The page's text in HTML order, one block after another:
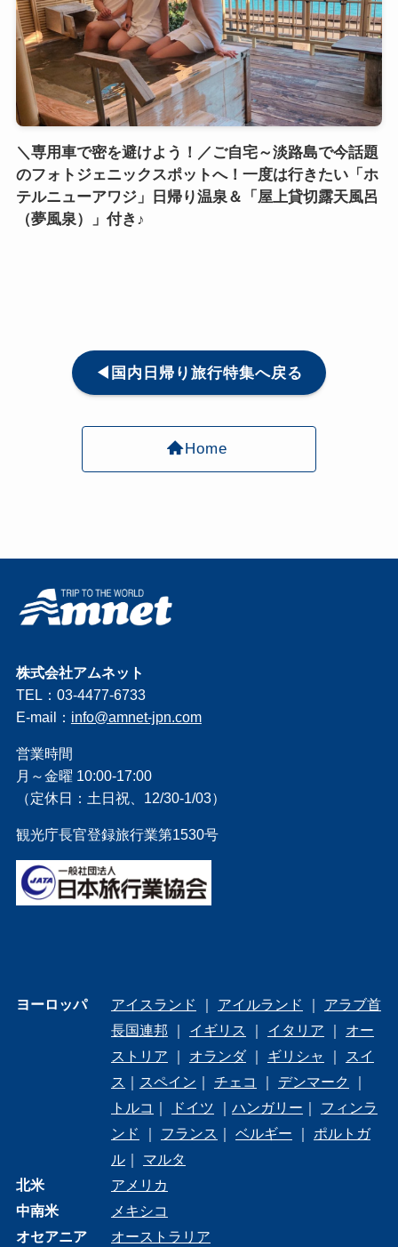
＼専用車で密を避けよう！／ご自宅～淡路島で今話題
のフォトジェニックスポットへ！一度は行きたい「ホ
テルニューアワジ」日帰り温泉＆「屋上貸切露天風呂
（夢風泉）」付き♪
◀国内日帰り旅行特集へ戻る
Home
株式会社アムネット
TEL：03-4477-6733
E-mail： info@amnet-jpn.com
営業時間
月～金曜 10:00-17:00
（定休日：土日祝、12/30-1/03）
観光庁長官登録旅行業第1530号
ヨーロッパ アイスランド ｜ アイルランド ｜ アラブ首
長国連邦 ｜ イギリス ｜ イタリア ｜ オー
ストリア ｜ オランダ｜ ギリシャ ｜
スイ
ス ｜ スペイン ｜ チェコ ｜ デンマーク
｜
トルコ ｜ ドイツ ｜ ハンガリー ｜ フィンラ
ンド
｜ フランス ｜ ベルギー ｜ ポルトガ
ル｜ マルタ
北米
アメリカ
中南米
メキシコ
オセアニア
オーストラリア